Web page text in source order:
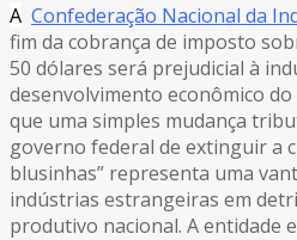
A Confederação Nacional da
fim da cobrança de imposto
50 dólares será prejudicial à
desenvolvimento econômico do
que uma simples mudança
governo federal de extinguir a
blusinhas” representa uma
indústrias estrangeiras em
produtivo nacional. A entidade